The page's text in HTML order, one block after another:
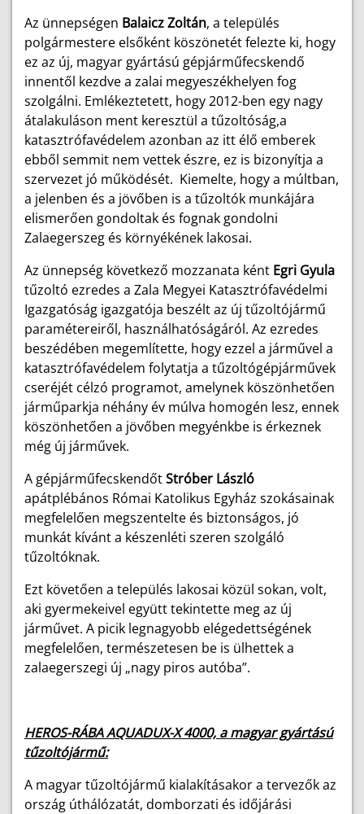
Az ünnepségen Balaicz Zoltán, a település
polgármestere elsőként köszönetét felezte ki, hogy
ez az új, magyar gyártású gépjárműfecskendő
innentől kezdve a zalai megyeszékhelyen fog
szolgálni. Emlékeztetett, hogy 2012-ben egy nagy
átalakuláson ment keresztül a tűzoltóság,a
katasztrófavédelem azonban az itt élő emberek
ebből semmit nem vettek észre, ez is bizonyítja a
szervezet jó működését. Kiemelte, hogy a múltban,
a jelenben és a jövőben is a tűzoltók munkájára
elismerően gondoltak és fognak gondolni
Zalaegerszeg és környékének lakosai.
Az ünnepség következő mozzanata ként Egri Gyula
tűzoltó ezredes a Zala Megyei Katasztrófavédelmi
Igazgatóság igazgatója beszélt az új tűzoltójármű
paramétereiről, használhatóságáról. Az ezredes
beszédében megemlítette, hogy ezzel a járművel a
katasztrófavédelem folytatja a tűzoltógépjárművek
cseréjét célzó programot, amelynek köszönhetően
járműparkja néhány év múlva homogén lesz, ennek
köszönhetően a jövőben megyénkbe is érkeznek
még új járművek.
A gépjárműfecskendőtStróber László
apátplébános Római Katolikus Egyház szokásainak
megfelelően megszentelte és biztonságos, jó
munkát kívánt a készenléti szeren szolgáló
tűzoltóknak.
Ezt követően a település lakosai közül sokan, volt,
aki gyermekeivel együtt tekintette meg az új
járművet. A picik legnagyobb elégedettségének
megfelelően, természetesen be is ülhettek a
zalaegerszegi új „nagy piros autóba”.
HEROS-RÁBA AQUADUX-X 4000, a magyar gyártású
tűzoltójármű:
A magyar tűzoltójármű kialakításakor a tervezők az
ország úthálózatát, domborzati és időjárási